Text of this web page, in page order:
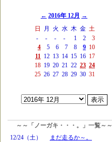
← 2016年 12月 →
日
月 火 水 木 金 土
-
- - - 1 2
3
4
5 6 7 8 9 10
11 12 13 14 15 16 17
18 19 20 21 22 23 24
25 26 27 28 29 30 31
～～「ノーガキ・・・。」一覧～～
12/24（土）
まだ走るか～。